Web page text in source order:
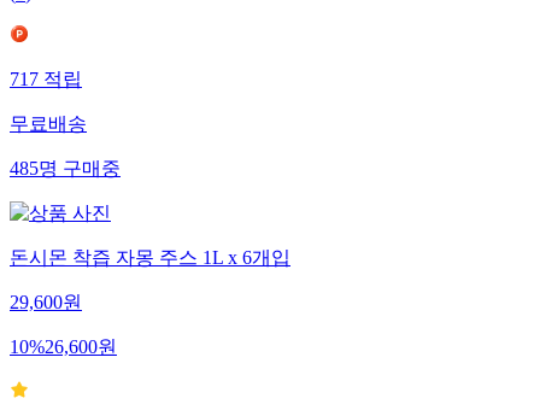
717적립
무료배송
485명구매중
돈시몬 착즙 자몽 주스 1L x 6개입
29,600원
10%26,600원